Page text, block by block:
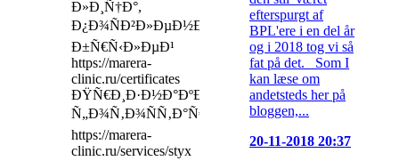
Ð»Ð¸Ñ†Ð°,
Ð¿Ð¾ÑÐ²Ð»ÐµÐ½Ð¸Ðµ
Ð±Ñ€Ñ‹Ð»ÐµÐ¹
https://marera-
clinic.ru/certificates
ÐŸÑ€Ð¸Ð·Ð½Ð°ÐºÐ¸
Ñ„Ð¾Ñ‚Ð¾ÑÑ‚Ð°Ñ€ÐµÐ½Ð¸Ñ
https://marera-
clinic.ru/services/styx
efterspurgt af
BPL'ere i en del år
og i 2018 tog vi så
fat på det. Som I
kan læse om
andetsteds her på
bloggen,...
20-11-2018 20:37